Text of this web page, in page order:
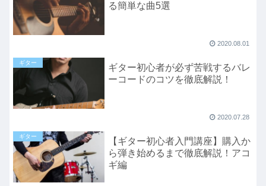
る簡単な曲5選
2020.08.01
ギター
ギター初心者が必ず苦戦するバレ
ーコードのコツを徹底解説！
2020.07.28
ギター
【ギター初心者入門講座】購入か
ら弾き始めるまで徹底解説！アコ
ギ編